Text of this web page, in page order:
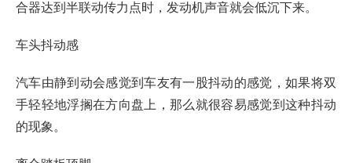
合器达到半联动传力点时，发动机声音就会低沉下来。
车头抖动感
汽车由静到动会感觉到车友有一股抖动的感觉，如果将双
手轻轻地浮搁在方向盘上，那么就很容易感觉到这种抖动
的现象。